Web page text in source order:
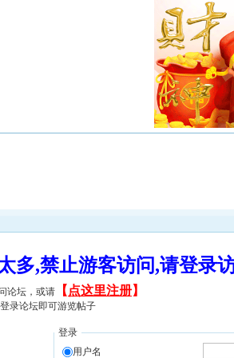
太多,禁止游客访问,请登
论坛，或请 【 点这里注册】
录论坛即可游览帖子
登录
用户名